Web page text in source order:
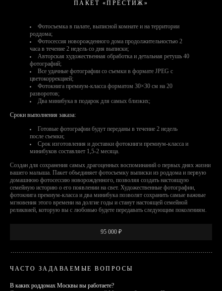
ПАКЕТ «ПРЕСТИЖ»
Фотосъемка в палате, выписной комнате и на территории
роддома;
Фотосессия новорожденного дома продолжительностью 2
часа в течение 2 недель со дня выписки;
Авторская художественная обработка и детальная ретушь 40
фотографий;
Все удачные фотографии со съемки в формате JPEG с
цветокоррекцией;
Фотокнига премиум-класса форматом 30×30 см на 20
разворотов;
Два минибука в подарок для самых близких;
Сроки выполнения заказа:
Готовые фотографии будут переданы в течение 2 недель
после съемки;
Срок изготовления и доставки фотокниги премиум-класса и
минибуков составляет 1,5-2 месяца.
Создан для сохранения самых драгоценных воспоминаний о первых днях жизни
вашего малыша. Пакет объединяет фотосъемку выписки из роддома и первую
домашнюю фотосессию новорожденного, позволяя создать настоящую
семейную историю о его появлении на свет. Художественные фотографии,
фотокнига премиум-класса и два минибука позволят сохранить самые важные
мгновения этого времени на долгие годы и станут настоящей семейной
реликвией, которую вы с любовью будете передавать следующим поколениям.
95 000 ₽
ЧАСТО ЗАДАВАЕМЫЕ ВОПРОСЫ
В каких роддомах Москвы вы работаете?